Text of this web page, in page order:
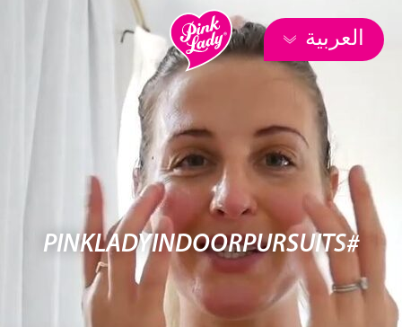
العربية
#PINKLADYINDOORPURSUITS